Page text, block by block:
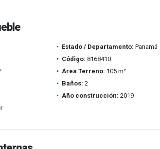
Estado / Departamento: Panamá
Código: 8168410
Área Terreno: 105 m²
Baños: 2
Año construcción: 2019